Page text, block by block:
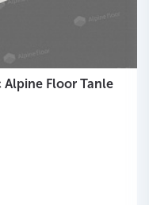
Floor Tanle